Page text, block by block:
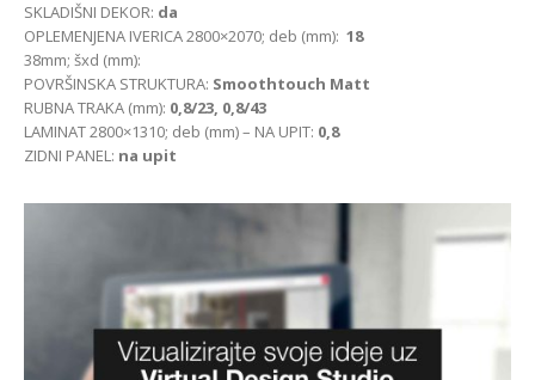
SKLADIŠNI DEKOR: da
OPLEMENJENA IVERICA 2800×2070; deb (mm): 18
38mm; šxd (mm):
POVRŠINSKA STRUKTURA: Smoothtouch Matt
RUBNA TRAKA (mm): 0,8/23, 0,8/43
LAMINAT 2800×1310; deb (mm) – NA UPIT: 0,8
ZIDNI PANEL: na upit